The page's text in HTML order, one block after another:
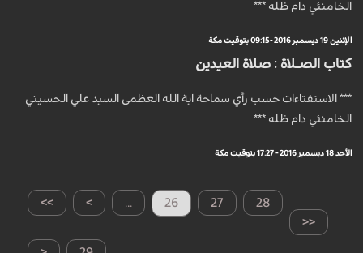
الخامنئي دام ظله ***
الإثنين 19 ديسمبر 2016 - 09:15 بتوقيت مكة
كتاب الصـلاة : صلاة العيدين
*** الاستفتاءات حسب رأي سماحة اية الله العظمى السيد علي الحسيني
الخامنئي دام ظله ***
الأحد 18 ديسمبر 2016 - 17:27 بتوقيت مكة
>> > ... 26 27 28
<<